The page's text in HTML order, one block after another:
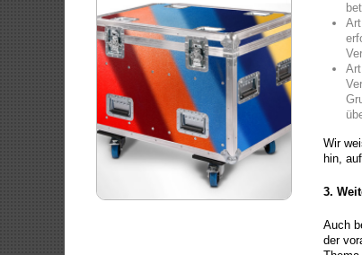
Wir
hin,
3.
Auch
der